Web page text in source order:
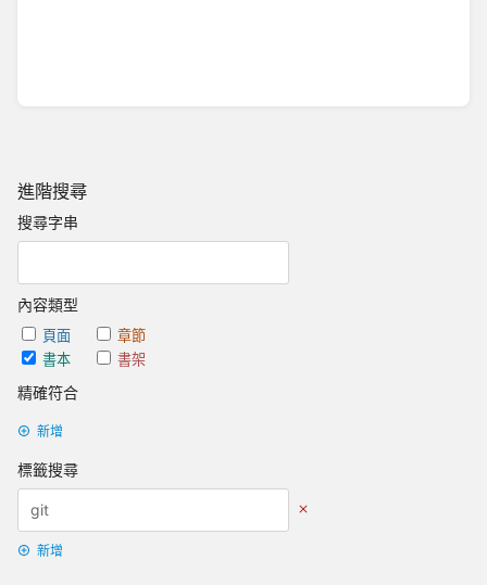
進階搜尋
搜尋字串
內容類型
頁面
章節
書本
書架
精確符合
新增
標籤搜尋
新增